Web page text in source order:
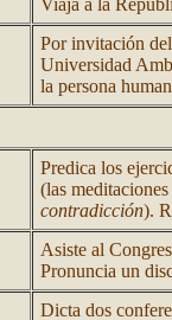
Viaja a la
Por invitación
Universidad
la persona
Predica los
(las
contradicción).
Asiste al
Pronuncia un
Dicta dos